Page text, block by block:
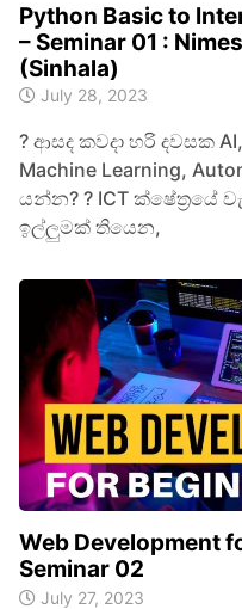
Python Basic to
– Seminar 01 :
(Sinhala)
July 28, 2023
? ආසද කවදා හරි දවසක
Machine Learning,
යන්න? ? ICT ක්ෂේත්‍රයේ
ඉල්ලුමක් තියෙන,
Web Development
Seminar 02
July 27, 2023